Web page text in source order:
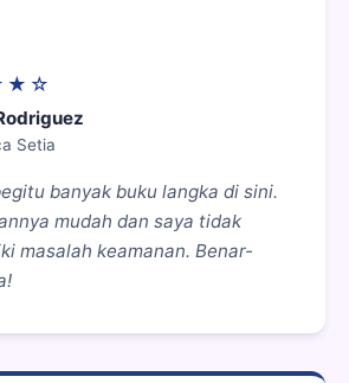
Setia
banyak buku langka di sini.
mudah dan saya tidak
masalah keamanan. Benar-